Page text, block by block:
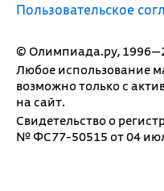
© Олимпиада.ру,
Любое использование
возможно только с
на сайт.
Свидетельство о
№ ФС77-50515 от 04
Пользовательское